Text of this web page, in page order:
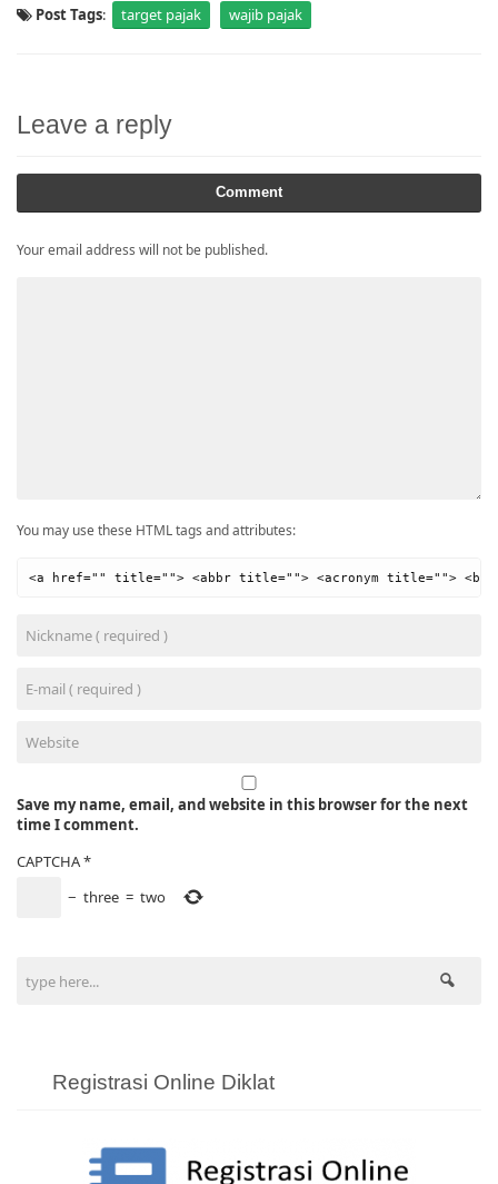
Post Tags: target pajak wajib pajak
Leave a reply
Comment
Your email address will not be published.
You may use these HTML tags and attributes:
<a href="" title=""> <abbr title=""> <acronym title=""> <b>
Save my name, email, and website in this browser for the next
time I comment.
CAPTCHA*
− three = two
Registrasi Online Diklat